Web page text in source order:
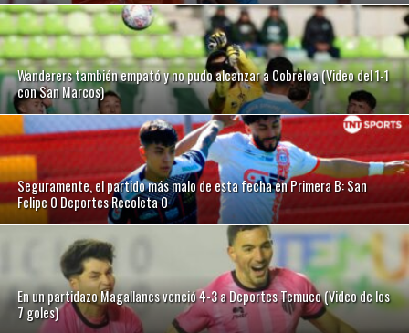
Wanderers también empató y no pudo alcanzar a Cobreloa (Video del 1-1
con San Marcos)
Seguramente, el partido más malo de esta fecha en Primera B: San
Felipe 0 Deportes Recoleta 0
En un partidazo Magallanes venció 4-3 a Deportes Temuco (Video de los
7 goles)